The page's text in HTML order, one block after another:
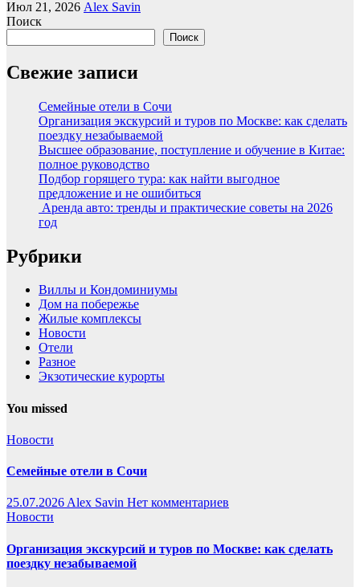
Июл 21, 2026 Alex Savin
Поиск
Поиск
Свежие записи
Семейные отели в Сочи
Организация экскурсий и туров по Москве: как сделать
поездку незабываемой
Высшее образование, поступление и обучение в Китае:
полное руководство
Подбор горящего тура: как найти выгодное
предложение и не ошибиться
Аренда авто: тренды и практические советы на 2026
год
Рубрики
Виллы и Кондоминиумы
Дом на побережье
Жилые комплексы
Новости
Отели
Разное
Экзотические курорты
You missed
Новости
Семейные отели в Сочи
25.07.2026Alex Savin Нет комментариев
Новости
Организация экскурсий и туров по Москве: как сделать
поездку незабываемой